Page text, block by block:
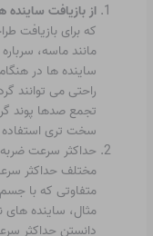
از بازیافت
که برای بازیافت
مانند ماسه،
ساینده ها در
راحتی می توانند
تجمع صدها پوند
سخت تری استفاده
حداکثر سرعت
مختلف حداکثر
متفاوتی که با
مثال، ساینده های
دانستن حداکثر